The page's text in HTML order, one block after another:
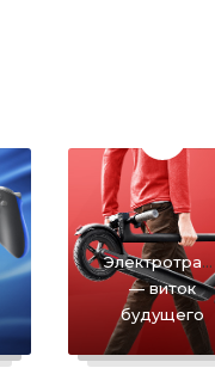
— виток
будущего